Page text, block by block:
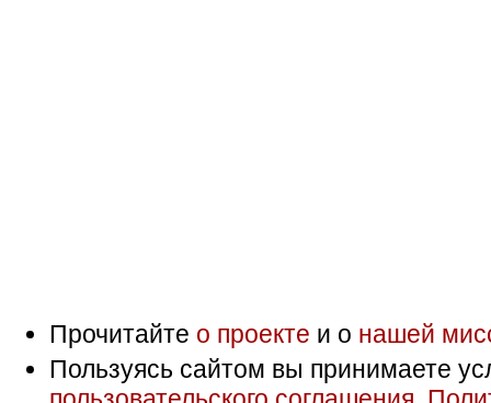
Прочитайте о проекте и о нашей
Пользуясь сайтом вы принимаете